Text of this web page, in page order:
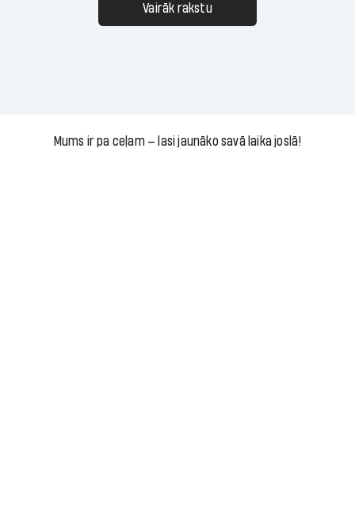
Vairāk rakstu
Mums ir pa ceļam — lasi jaunāko savā laika joslā!